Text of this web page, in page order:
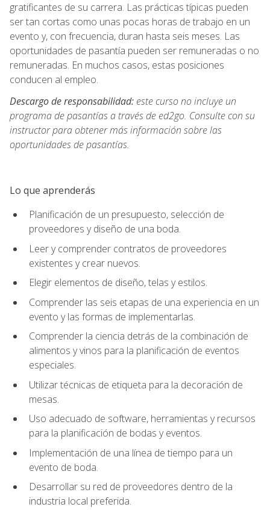
gratificantes de su carrera. Las prácticas típicas pueden
ser tan cortas como unas pocas horas de trabajo en un
evento y, con frecuencia, duran hasta seis meses. Las
oportunidades de pasantía pueden ser remuneradas o no
remuneradas. En muchos casos, estas posiciones
conducen al empleo.
Descargo de responsabilidad: este curso no incluye un
programa de pasantías a través de ed2go. Consulte con su
instructor para obtener más información sobre las
oportunidades de pasantías.
Lo que aprenderás
Planificación de un presupuesto, selección de
proveedores y diseño de una boda.
Leer y comprender contratos de proveedores
existentes y crear nuevos.
Elegir elementos de diseño, telas y estilos.
Comprender las seis etapas de una experiencia en un
evento y las formas de implementarlas.
Comprender la ciencia detrás de la combinación de
alimentos y vinos para la planificación de eventos
especiales.
Utilizar técnicas de etiqueta para la decoración de
mesas.
Uso adecuado de software, herramientas y recursos
para la planificación de bodas y eventos.
Implementación de una línea de tiempo para un
evento de boda.
Desarrollar su red de proveedores dentro de la
industria local preferida.